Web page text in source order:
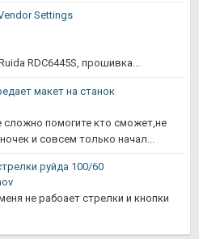
Settings
RDC6445S, прошивка...
макет на станок
сложно помогите кто сможет,не
и совсем только начал...
руйда 100/60
не рабоает стрелки и кнопки